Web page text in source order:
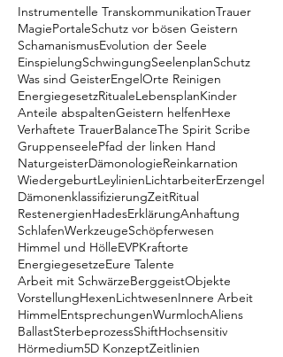
Instrumentelle TranskommunikationTrauer
MagiePortaleSchutz vor bösen Geistern
SchamanismusEvolution der Seele
EinspielungSchwingungSeelenplanSchutz
Was sind GeisterEngelOrte Reinigen
EnergiegesetzRitualeLebensplanKinder
Anteile abspaltenGeistern helfenHexe
Verhaftete TrauerBalanceThe Spirit Scribe
GruppenseelePfad der linken Hand
NaturgeisterDämonologieReinkarnation
WiedergeburtLeylinienLichtarbeiterErzengel
DämonenklassifizierungZeitRitual
RestenergienHadesErklärungAnhaftung
SchlafenWerkzeugeSchöpferwesen
Himmel und HölleEVPKraftorte
EnergiegesetzeEure Talente
Arbeit mit SchwärzeBerggeistObjekte
VorstellungHexenLichtwesenInnere Arbeit
HimmelEntsprechungenWurmlochAliens
BallastSterbeprozessShiftHochsensitiv
Hörmedium5D KonzeptZeitlinien